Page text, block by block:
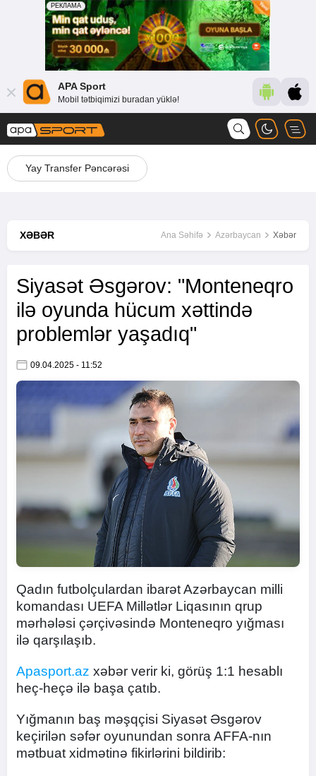
APA Sport
Mobil tətbiqimizi buradan yüklə!
Yay Transfer Pəncərəsi
XƏBƏR Ana Səhifə Azərbaycan Xəbər
Siyasət Əsgərov: "Monteneqro
ilə oyunda hücum xəttində
problemlər yaşadıq"
09.04.2025 - 11:52
Qadın futbolçulardan ibarət Azərbaycan milli
komandası UEFA Millətlər Liqasının qrup
mərhələsi çərçivəsində Monteneqro yığması
ilə qarşılaşıb.
Apasport.az xəbər verir ki, görüş 1:1 hesablı
heç-heçə ilə başa çatıb.
Yığmanın baş məşqçisi Siyasət Əsgərov
keçirilən səfər oyunundan sonra AFFA-nın
mətbuat xidmətinə fikirlərini bildirib: